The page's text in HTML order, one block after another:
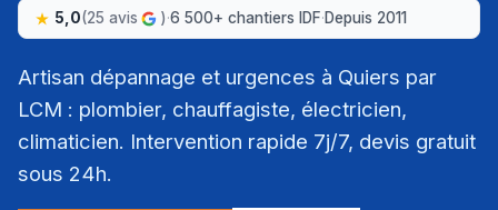
5,0(25 avis )·6 500+ chantiers IDF·Depuis 2011
Artisan dépannage et urgences à Quiers par
LCM : plombier, chauffagiste, électricien,
climaticien. Intervention rapide 7j/7, devis gratuit
sous 24h.